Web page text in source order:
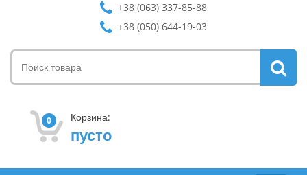
+38 (063) 337-85-88
+38 (050) 644-19-03
0 Корзина:
пусто